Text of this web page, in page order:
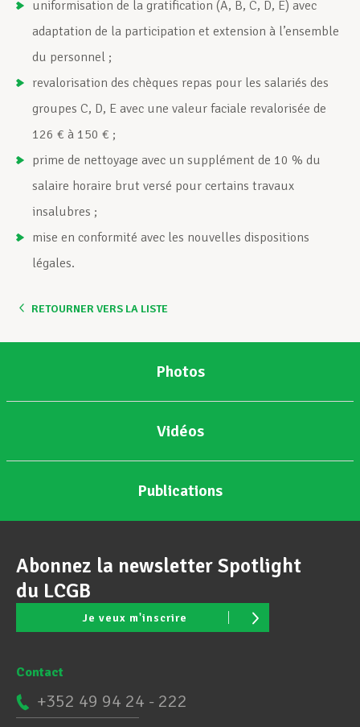
uniformisation de la gratification (A, B, C, D, E) avec
adaptation de la participation et extension à l’ensemble
du personnel ;
revalorisation des chèques repas pour les salariés des
groupes C, D, E avec une valeur faciale revalorisée de
126 € à 150 € ;
prime de nettoyage avec un supplément de 10 % du
salaire horaire brut versé pour certains travaux
insalubres ;
mise en conformité avec les nouvelles dispositions
légales.
RETOURNER VERS LA LISTE
Photos
Vidéos
Publications
Abonnez la newsletter Spotlight
du LCGB
Je veux m'inscrire
Contact
+352 49 94 24 - 222